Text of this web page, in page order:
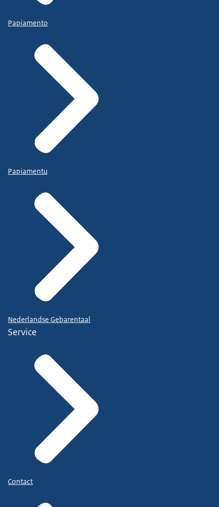
Papiamento
Papiamentu
Nederlandse Gebarentaal
Service
Contact